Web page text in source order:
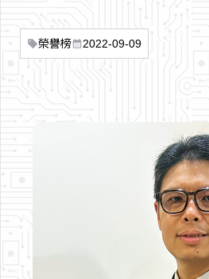
sell榮譽榜calendar_month 2022-09-09